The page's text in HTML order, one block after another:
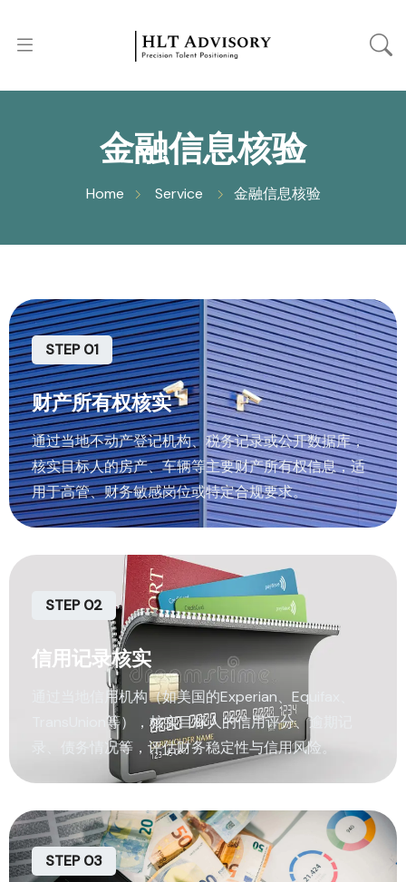
金融信息核验
Home Service 金融信息核验
STEP 01
财产所有权核实
通过当地不动产登记机构、税务记录或公开数据库，
核实目标人的房产、车辆等主要财产所有权信息，适
用于高管、财务敏感岗位或特定合规要求。
STEP 02
信用记录核实
通过当地信用机构（如美国的Experian、Equifax、
TransUnion等），核实目标人的信用评分、逾期记
录、债务情况等，评估财务稳定性与信用风险。
STEP 03